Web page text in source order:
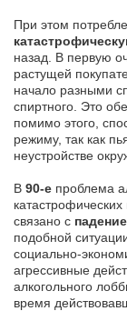
При этом
назад. В первую
растущей
начало разными
спиртного. Это
помимо этого,
режиму, так как
неустройстве
В 90-е проблема
связано с
подобной
социально-
агрессивные
алкогольного
время